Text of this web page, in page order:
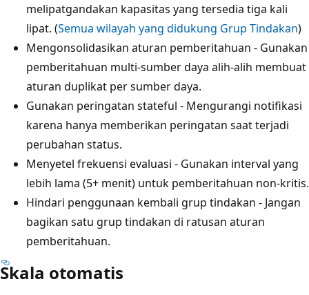
melipatgandakan kapasitas yang tersedia tiga kali
lipat. (Semua wilayah yang didukung Grup Tindakan)
Mengonsolidasikan aturan pemberitahuan - Gunakan
pemberitahuan multi-sumber daya alih-alih membuat
aturan duplikat per sumber daya.
Gunakan peringatan stateful - Mengurangi notifikasi
karena hanya memberikan peringatan saat terjadi
perubahan status.
Menyetel frekuensi evaluasi - Gunakan interval yang
lebih lama (5+ menit) untuk pemberitahuan non-kritis.
Hindari penggunaan kembali grup tindakan - Jangan
bagikan satu grup tindakan di ratusan aturan
pemberitahuan.
Skala otomatis